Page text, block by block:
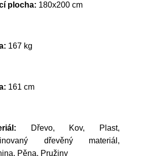
plocha: 180x200 cm
167 kg
161 cm
Dřevo, Kov, Plast,
dřevěný materiál,
Pěna, Pružiny